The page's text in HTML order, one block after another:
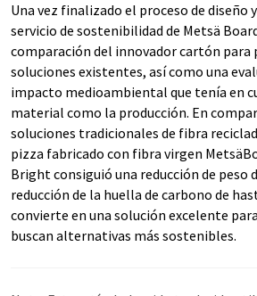
Una vez finalizado el proceso de diseño
servicio de sostenibilidad de Metsä
comparación del innovador cartón para
soluciones existentes, así como una
impacto medioambiental que tenía en
material como la producción. En
soluciones tradicionales de fibra
pizza fabricado con fibra virgen
Bright consiguió una reducción de peso
reducción de la huella de carbono de
convierte en una solución excelente
buscan alternativas más sostenibles.